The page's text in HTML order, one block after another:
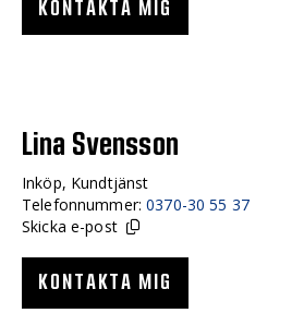
KONTAKTA MIG
Lina Svensson
Inköp, Kundtjänst
Telefonnummer:0370-30 55 37
Skicka e-post
KONTAKTA MIG